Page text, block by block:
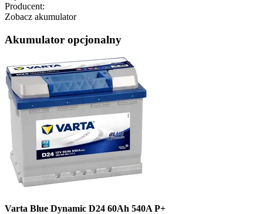
Producent:
Zobacz akumulator
Akumulator opcjonalny
Varta Blue Dynamic D24 60Ah 540A P+